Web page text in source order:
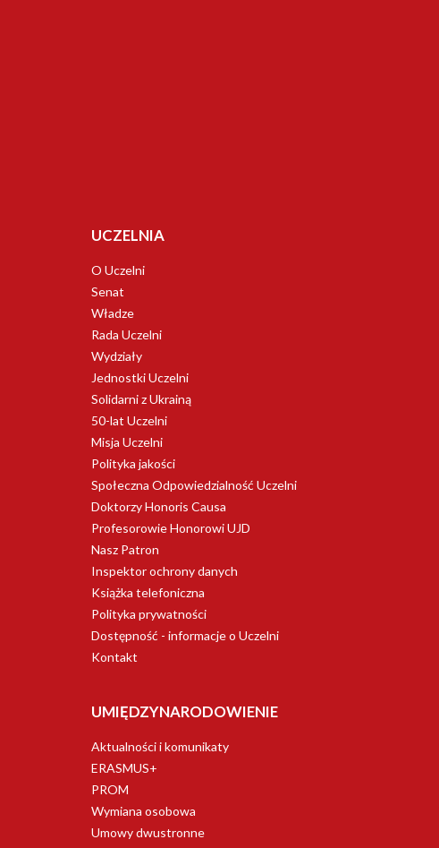
UCZELNIA
O Uczelni
Senat
Władze
Rada Uczelni
Wydziały
Jednostki Uczelni
Solidarni z Ukrainą
50-lat Uczelni
Misja Uczelni
Polityka jakości
Społeczna Odpowiedzialność Uczelni
Doktorzy Honoris Causa
Profesorowie Honorowi UJD
Nasz Patron
Inspektor ochrony danych
Książka telefoniczna
Polityka prywatności
Dostępność - informacje o Uczelni
Kontakt
UMIĘDZYNARODOWIENIE
Aktualności i komunikaty
ERASMUS+
PROM
Wymiana osobowa
Umowy dwustronne